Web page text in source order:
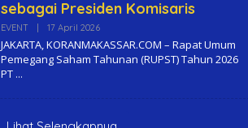
sebagai Presiden Komisaris
EVENT 17 April 2026O
L
E
H
M
JAKARTA, KORANMAKASSAR.COM – Rapat Umum
Pemegang Saham Tahunan (RUPST) Tahun 2026
PT